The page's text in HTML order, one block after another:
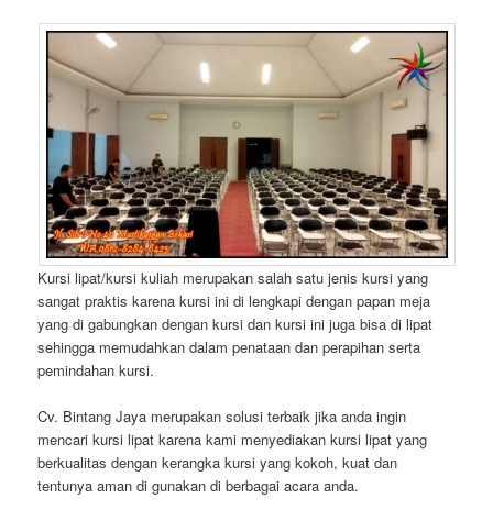
Kursi lipat/kursi kuliah merupakan salah satu jenis kursi yang
sangat praktis karena kursi ini di lengkapi dengan papan meja
yang di gabungkan dengan kursi dan kursi ini juga bisa di lipat
sehingga memudahkan dalam penataan dan perapihan serta
pemindahan kursi.
Cv. Bintang Jaya merupakan solusi terbaik jika anda ingin
mencari kursi lipat karena kami menyediakan kursi lipat yang
berkualitas dengan kerangka kursi yang kokoh, kuat dan
tentunya aman di gunakan di berbagai acara anda.